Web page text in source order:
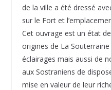
de la ville a été dressé
sur le Fort et
Cet ouvrage est un état
origines de La
éclairages mais aussi de
aux Sostraniens de
mise en valeur de leur